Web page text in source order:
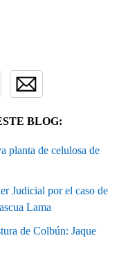
BLOG:
planta de celulosa de
Judicial por el caso de
Lama
de Colbún: Jaque